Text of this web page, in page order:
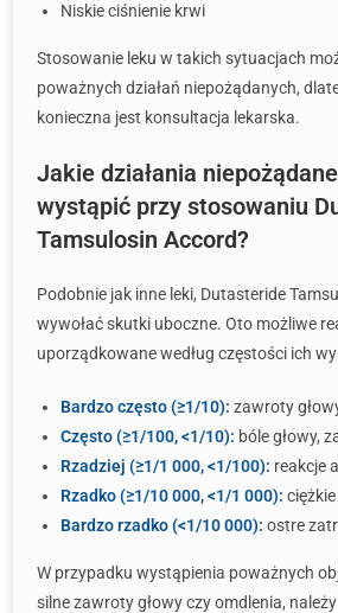
Niskie ciśnienie krwi
Stosowanie leku w takich sytuacjach
poważnych działań niepożądanych,
konieczna jest konsultacja lekarska.
Jakie działania
wystąpić przy stosowaniu
Tamsulosin Accord?
Podobnie jak inne leki, Dutasteride
wywołać skutki uboczne. Oto możliwe
uporządkowane według częstości ich
Bardzo często (≥1/10): zawroty
Często (≥1/100, <1/10): bóle głowy,
Rzadziej (≥1/1 000, <1/100): reakcje
Rzadko (≥1/10 000, <1/1 000):
Bardzo rzadko (<1/10 000): ostre
W przypadku wystąpienia poważnych
silne zawroty głowy czy omdlenia,